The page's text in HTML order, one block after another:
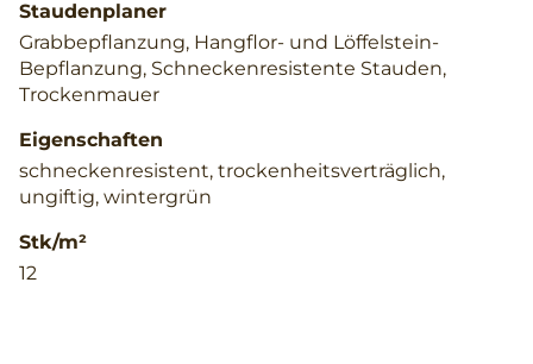
Staudenplaner
Grabbepflanzung, Hangflor- und Löffelstein-
Bepflanzung, Schneckenresistente Stauden,
Trockenmauer
Eigenschaften
schneckenresistent, trockenheitsverträglich,
ungiftig, wintergrün
Stk/m²
12